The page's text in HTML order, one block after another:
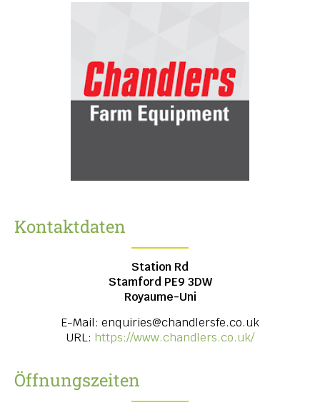
Kontaktdaten
Station Rd
Stamford PE9 3DW
Royaume-Uni
E-Mail: enquiries@chandlersfe.co.uk
URL: https://www.chandlers.co.uk/
Öffnungszeiten